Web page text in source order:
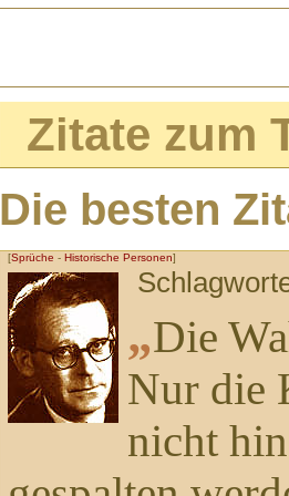
Zitate zum
Die besten
[Sprüche - Historische Personen]
„Die
Nur die
nicht